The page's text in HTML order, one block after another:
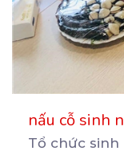
nấu cỗ sinh
Tổ chức